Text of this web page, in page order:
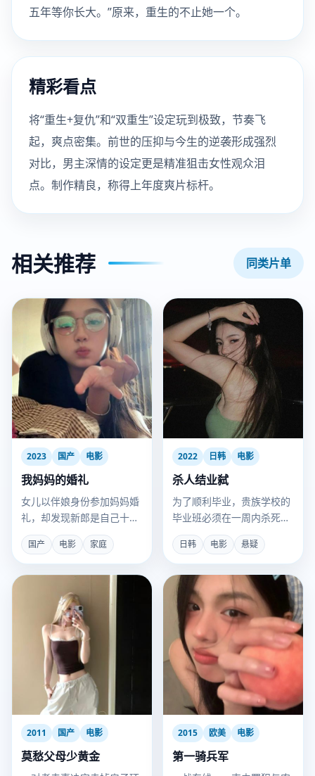
五年等你长大。”原来，重生的不止她一个。
精彩看点
将“重生+复仇”和“双重生”设定玩到极致，节奏飞
起，爽点密集。前世的压抑与今生的逆袭形成强烈
对比，男主深情的设定更是精准狙击女性观众泪
点。制作精良，称得上年度爽片标杆。
相关推荐 同类片单
2023 国产 电影
我妈妈的婚礼
女儿以伴娘身份参加妈妈婚
礼，却发现新郎是自己十年
前的高中初恋。
国产 电影 家庭
2022 日韩 电影
杀人结业弑
为了顺利毕业，贵族学校的
毕业班必须在一周内杀死那
个没资格拿证书的同学。
日韩 电影 悬疑
2011 国产 电影
莫愁父母少黄金
2015 欧美 电影
第一骑兵军